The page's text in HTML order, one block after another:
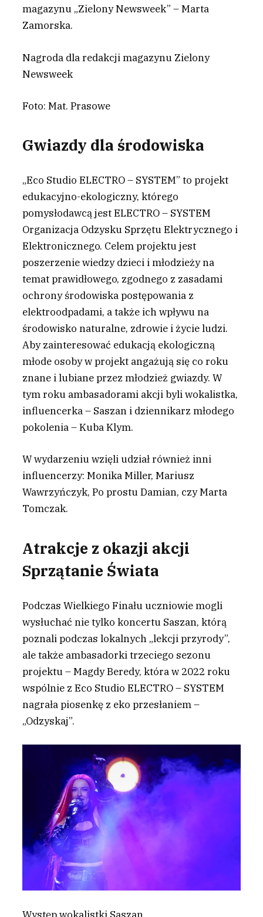
magazynu „Zielony Newsweek” – Marta
Zamorska.
Nagroda dla redakcji magazynu Zielony
Newsweek
Foto: Mat. Prasowe
Gwiazdy dla środowiska
„Eco Studio ELECTRO – SYSTEM” to projekt
edukacyjno-ekologiczny, którego
pomysłodawcą jest ELECTRO – SYSTEM
Organizacja Odzysku Sprzętu Elektrycznego i
Elektronicznego. Celem projektu jest
poszerzenie wiedzy dzieci i młodzieży na
temat prawidłowego, zgodnego z zasadami
ochrony środowiska postępowania z
elektroodpadami, a także ich wpływu na
środowisko naturalne, zdrowie i życie ludzi.
Aby zainteresować edukacją ekologiczną
młode osoby w projekt angażują się co roku
znane i lubiane przez młodzież gwiazdy. W
tym roku ambasadorami akcji byli wokalistka,
influencerka – Saszan i dziennikarz młodego
pokolenia – Kuba Klym.
W wydarzeniu wzięli udział również inni
influencerzy: Monika Miller, Mariusz
Wawrzyńczyk, Po prostu Damian, czy Marta
Tomczak.
Atrakcje z okazji akcji
Sprzątanie Świata
Podczas Wielkiego Finału uczniowie mogli
wysłuchać nie tylko koncertu Saszan, którą
poznali podczas lokalnych „lekcji przyrody”,
ale także ambasadorki trzeciego sezonu
projektu – Magdy Beredy, która w 2022 roku
wspólnie z Eco Studio ELECTRO – SYSTEM
nagrała piosenkę z eko przesłaniem –
„Odzyskaj”.
Występ wokalistki Saszan